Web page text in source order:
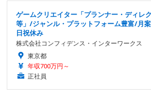
ゲームクリエイター「プランナー・ディレ
等」/ジャンル・プラットフォーム豊富/月
日祝休み
株式会社コンフィデンス・インターワークス
東京都
年収700万円～
正社員